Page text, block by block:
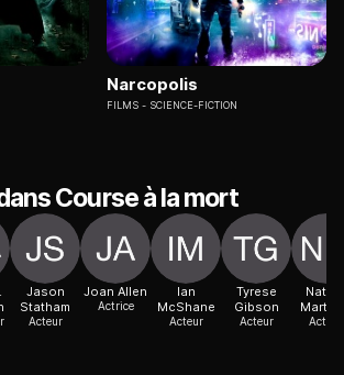
Narcopolis
FILMS SCIENCE-FICTION
Course à la mort
Jason
Statham
Acteur
Joan Allen
Actrice
Ian
McShane
Acteur
Tyrese
Gibson
Acteur Actrice